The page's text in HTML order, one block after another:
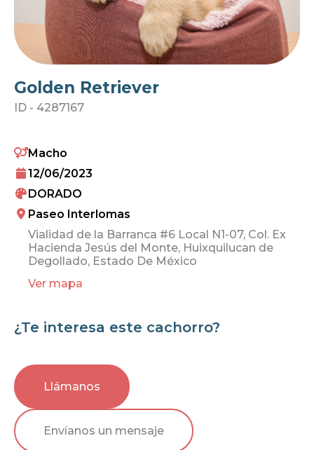
Golden Retriever
ID - 4287167
Macho
12/06/2023
DORADO
Paseo Interlomas
Vialidad de la Barranca #6 Local N1-07, Col. Ex
Hacienda Jesús del Monte, Huixquilucan de
Degollado, Estado De México
Ver mapa
¿Te interesa este cachorro?
Llámanos
Envíanos un mensaje